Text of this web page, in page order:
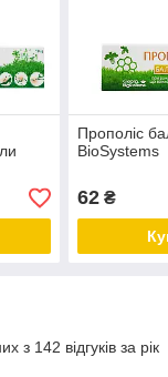
Прополіс
BioSystems
62₴
з 142 відгуків за рік